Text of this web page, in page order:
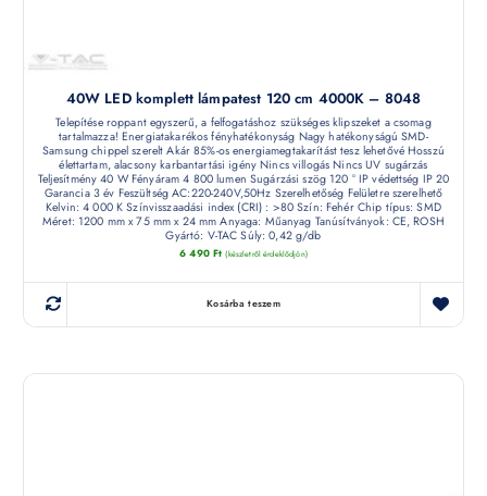
40W LED komplett lámpatest 120 cm 4000K – 8048
Telepítése roppant egyszerű, a felfogatáshoz szükséges klipszeket a csomag
tartalmazza! Energiatakarékos fényhatékonyság Nagy hatékonyságú SMD-
Samsung chippel szerelt Akár 85%-os energiamegtakarítást tesz lehetővé Hosszú
élettartam, alacsony karbantartási igény Nincs villogás Nincs UV sugárzás
Teljesítmény 40 W Fényáram 4 800 lumen Sugárzási szög 120 ° IP védettség IP 20
Garancia 3 év Feszültség AC:220-240V,50Hz Szerelhetőség Felületre szerelhető
Kelvin: 4 000 K Színvisszaadási index (CRI) : >80 Szín: Fehér Chip típus: SMD
Méret: 1200 mm x 75 mm x 24 mm Anyaga: Műanyag Tanúsítványok: CE, ROSH
Gyártó: V-TAC Súly: 0,42 g/db
6 490 Ft (készletről érdeklődjön)
Kosárba teszem